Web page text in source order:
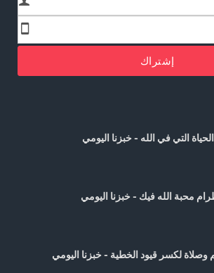
إشتراك
التي في الله - خبزنا اليومي
محبة الله فيك - خبزنا اليومي
وصلاة لكسر قيود الخطية - خبزنا اليومي